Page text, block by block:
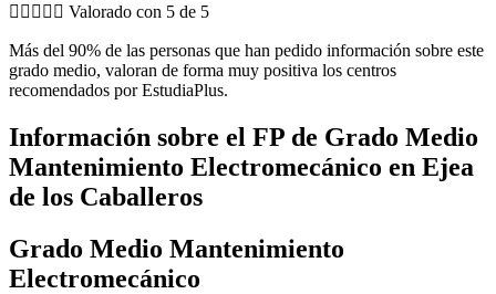
     Valorado con 5 de 5
Más del 90% de las personas que han pedido información sobre este
grado medio, valoran de forma muy positiva los centros
recomendados por EstudiaPlus.
Información sobre el FP de Grado Medio
Mantenimiento Electromecánico en Ejea
de los Caballeros
Grado Medio Mantenimiento
Electromecánico